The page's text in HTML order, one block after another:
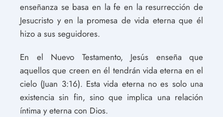
enseñanza se basa en la fe en la resurrección de
Jesucristo y en la promesa de vida eterna que él
hizo a sus seguidores.
En el Nuevo Testamento, Jesús enseña que
aquellos que creen en él tendrán vida eterna en el
cielo (Juan 3:16). Esta vida eterna no es solo una
existencia sin fin, sino que implica una relación
íntima y eterna con Dios.